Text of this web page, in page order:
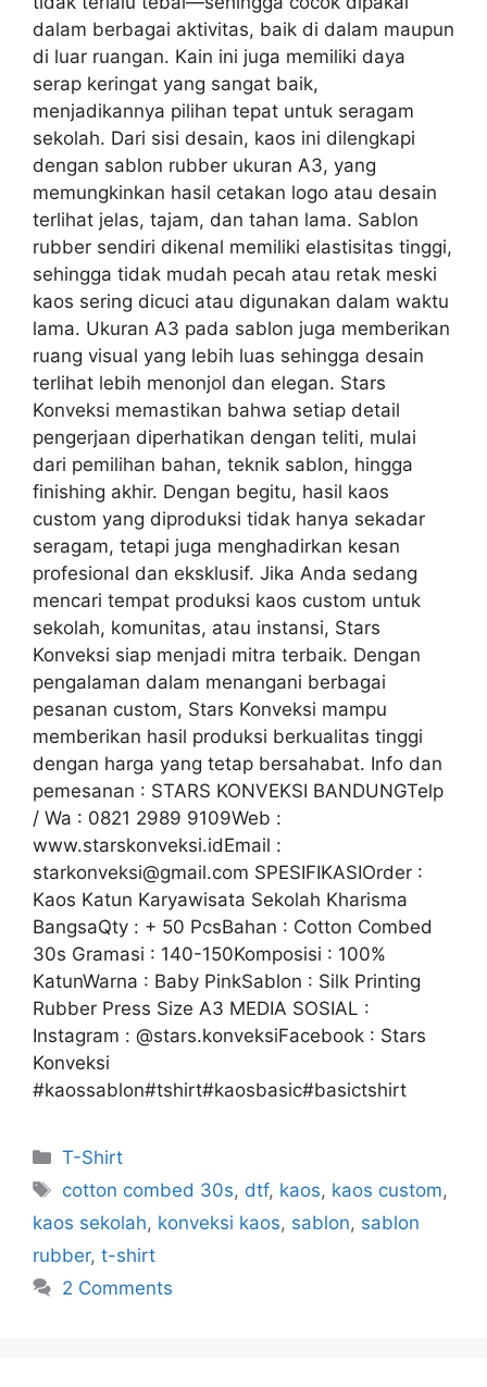
dalam berbagai aktivitas, baik di dalam maupun
di luar ruangan. Kain ini juga memiliki daya
serap keringat yang sangat baik,
menjadikannya pilihan tepat untuk seragam
sekolah. Dari sisi desain, kaos ini dilengkapi
dengan sablon rubber ukuran A3, yang
memungkinkan hasil cetakan logo atau desain
terlihat jelas, tajam, dan tahan lama. Sablon
rubber sendiri dikenal memiliki elastisitas tinggi,
sehingga tidak mudah pecah atau retak meski
kaos sering dicuci atau digunakan dalam waktu
lama. Ukuran A3 pada sablon juga memberikan
ruang visual yang lebih luas sehingga desain
terlihat lebih menonjol dan elegan. Stars
Konveksi memastikan bahwa setiap detail
pengerjaan diperhatikan dengan teliti, mulai
dari pemilihan bahan, teknik sablon, hingga
finishing akhir. Dengan begitu, hasil kaos
custom yang diproduksi tidak hanya sekadar
seragam, tetapi juga menghadirkan kesan
profesional dan eksklusif. Jika Anda sedang
mencari tempat produksi kaos custom untuk
sekolah, komunitas, atau instansi, Stars
Konveksi siap menjadi mitra terbaik. Dengan
pengalaman dalam menangani berbagai
pesanan custom, Stars Konveksi mampu
memberikan hasil produksi berkualitas tinggi
dengan harga yang tetap bersahabat. Info dan
pemesanan : STARS KONVEKSI BANDUNGTelp
/ Wa : 0821 2989 9109Web :
www.starskonveksi.idEmail :
starkonveksi@gmail.com SPESIFIKASIOrder :
Kaos Katun Karyawisata Sekolah Kharisma
BangsaQty : + 50 PcsBahan : Cotton Combed
30s Gramasi : 140-150Komposisi : 100%
KatunWarna : Baby PinkSablon : Silk Printing
Rubber Press Size A3 MEDIA SOSIAL :
Instagram : @stars.konveksiFacebook : Stars
Konveksi
#kaossablon#tshirt#kaosbasic#basictshirt
T-Shirt
cotton combed 30s, dtf, kaos, kaos custom,
kaos sekolah, konveksi kaos, sablon, sablon
rubber, t-shirt
2 Comments